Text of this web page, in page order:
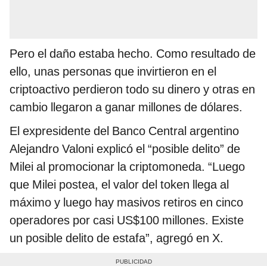
Pero el daño estaba hecho. Como resultado de
ello, unas personas que invirtieron en el
criptoactivo perdieron todo su dinero y otras en
cambio llegaron a ganar millones de dólares.
El expresidente del Banco Central argentino
Alejandro Valoni explicó el “posible delito” de
Milei al promocionar la criptomoneda. “Luego
que Milei postea, el valor del token llega al
máximo y luego hay masivos retiros en cinco
operadores por casi US$100 millones. Existe
un posible delito de estafa”, agregó en X.